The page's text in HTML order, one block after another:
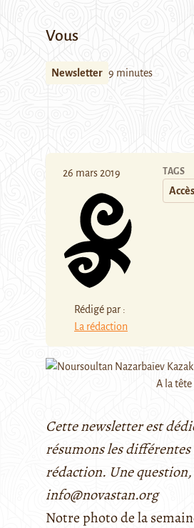
Vous
Newsletter 9 minutes
26 mars 2019
Rédigé par :
La rédaction
TAGS
A la
Cette newsletter est
résumons les
rédaction. Une
info@novastan.org
Notre photo de la